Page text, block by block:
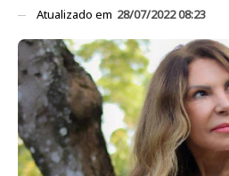
Atualizado em 28/07/2022 08:23